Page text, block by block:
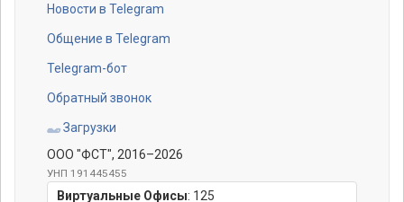
Новости в Telegram
Общение в Telegram
Telegram-бот
Обратный звонок
Загрузки
ООО "ФСТ", 2016–2026
УНП 191445455
Виртуальные Офисы: 125